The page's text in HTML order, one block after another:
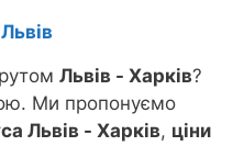
Львів - Харків?
Ми пропонуємо
Львів - Харків, ціни